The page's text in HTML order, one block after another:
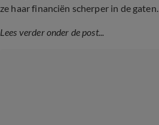
ze haar financiën scherper in de gaten.
Lees verder onder de post...